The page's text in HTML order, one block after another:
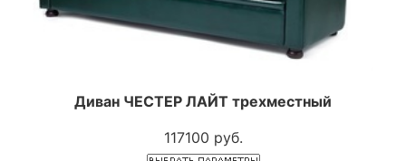
Диван ЧЕСТЕР ЛАЙТ трехместный
117100 руб.